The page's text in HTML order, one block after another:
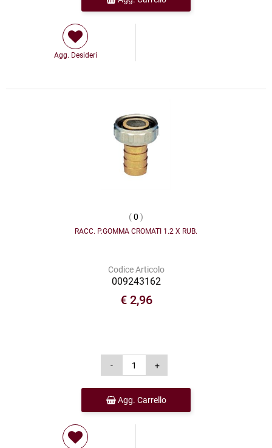
Agg. Desideri
(0 )
RACC. P.GOMMA CROMATI 1.2 X RUB.
Codice Articolo
009243162
€ 2,96
Agg. Carrello